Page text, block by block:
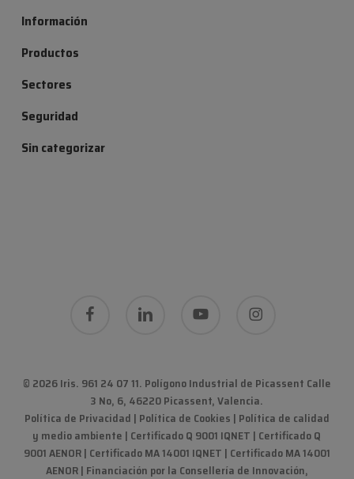
Información
Productos
Sectores
Seguridad
Sin categorizar
facebook linkedin instagram
© 2026 Iris. 961 24 07 11. Polígono Industrial de Picassent Calle
3 No, 6, 46220 Picassent, Valencia.
Política de Privacidad | Política de Cookies | Política de calidad
y medio ambiente | Certificado Q 9001 IQNET | Certificado Q
9001 AENOR | Certificado MA 14001 IQNET | Certificado MA 14001
AENOR| Financiación por la Consellería de Innovación,